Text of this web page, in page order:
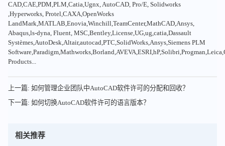
CAD,CAE,PDM,PLM,Catia,Ugnx, AutoCAD, Pro/E, Solidworks
,Hyperworks, Protel,CAXA,OpenWorks
LandMark,MATLAB,Enovia,Winchill,TeamCenter,MathCAD,Ansys,
Abaqus,ls-dyna, Fluent, MSC,Bentley,License,UG,ug,catia,Dassault
Systèmes,AutoDesk,Altair,autocad,PTC,SolidWorks,Ansys,Siemens PLM
Products...
上一篇: 如何管理企业团队中AutoCAD软件许可的分配和回收？
下一篇: 如何切换AutoCAD软件许可的语言版本？
相关推荐